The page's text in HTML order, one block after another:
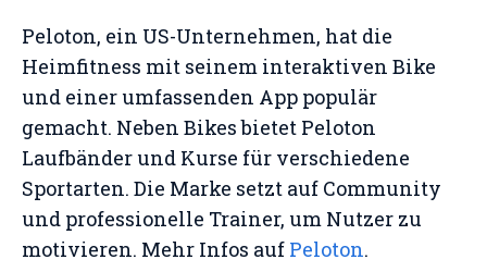
Peloton, ein US-Unternehmen, hat die
Heimfitness mit seinem interaktiven Bike
und einer umfassenden App populär
gemacht. Neben Bikes bietet Peloton
Laufbänder und Kurse für verschiedene
Sportarten. Die Marke setzt auf Community
und professionelle Trainer, um Nutzer zu
motivieren. Mehr Infos auf Peloton.